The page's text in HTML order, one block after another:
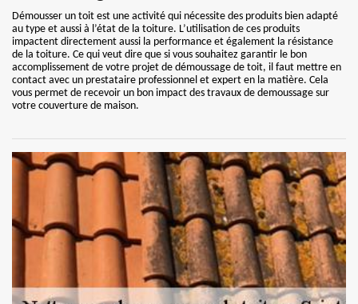
Démousser un toit est une activité qui nécessite des produits bien adapté
au type et aussi à l’état de la toiture. L’utilisation de ces produits
impactent directement aussi la performance et également la résistance
de la toiture. Ce qui veut dire que si vous souhaitez garantir le bon
accomplissement de votre projet de démoussage de toit, il faut mettre en
contact avec un prestataire professionnel et expert en la matière. Cela
vous permet de recevoir un bon impact des travaux de demoussage sur
votre couverture de maison.